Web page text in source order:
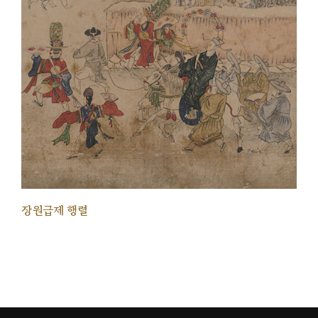
장원급제 행렬